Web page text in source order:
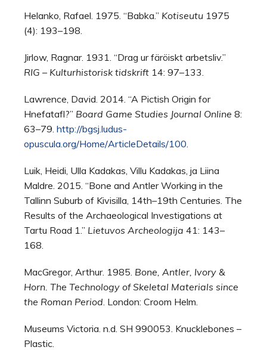
Helanko, Rafael. 1975. “Babka.” Kotiseutu 1975
(4): 193–198.
Jirlow, Ragnar. 1931. “Drag ur färöiskt arbetsliv.”
RIG – Kulturhistorisk tidskrift 14: 97–133.
Lawrence, David. 2014. “A Pictish Origin for
Hnefatafl?” Board Game Studies Journal Online 8:
63–79.http://bgsj.ludus-
opuscula.org/Home/ArticleDetails/100
Luik, Heidi, Ulla Kadakas, Villu Kadakas, ja Liina
Maldre. 2015. “Bone and Antler Working in the
Tallinn Suburb of Kivisilla, 14th–19th Centuries. The
Results of the Archaeological Investigations at
Tartu Road 1.” Lietuvos Archeologija 41: 143–
168.
MacGregor, Arthur. 1985. Bone, Antler, Ivory &
Horn. The Technology of Skeletal Materials since
the Roman Period . London: Croom Helm.
Museums Victoria. n.d. SH 990053. Knucklebones –
Plastic.